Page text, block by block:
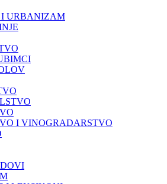
URBANIZAM
I VINOGRADARSTVO